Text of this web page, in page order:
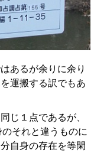
あるが余りに余り
運搬する訳でもあ
じ１点であるが、
それと違うものに
自身の存在を等閑